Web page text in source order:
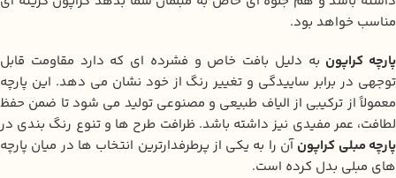
مناسب خواهد بود.
پارچه کراپون به دلیل بافت خاص و فشرده‌ ای که دارد مقاومت قابل
توجهی در برابر ساییدگی و تغییر رنگ از خود نشان می‌ دهد. این پارچه
معمولاً از ترکیبی از الیاف طبیعی و مصنوعی تولید می‌ شود تا ضمن حفظ
لطافت، عمر مفیدی نیز داشته باشد. ظرافت طرح‌ ها و تنوع رنگ‌ بندی در
پارچه مبلی کراپونآن را به یکی از پرطرفدارترین انتخاب‌ ها در میان پارچه‌
های مبلی بدل کرده است.